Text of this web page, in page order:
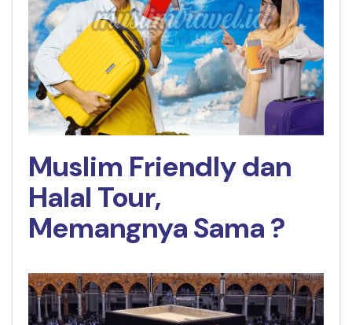
Muslim Friendly dan
Halal Tour,
Memangnya Sama ?